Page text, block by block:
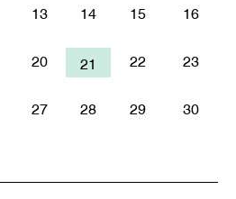
13 14 15 16
20 21 22 23
27 28 29 30